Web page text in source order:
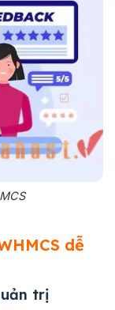
dễ
trị